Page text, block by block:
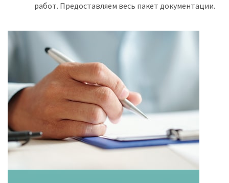
работ. Предоставляем весь пакет документации.